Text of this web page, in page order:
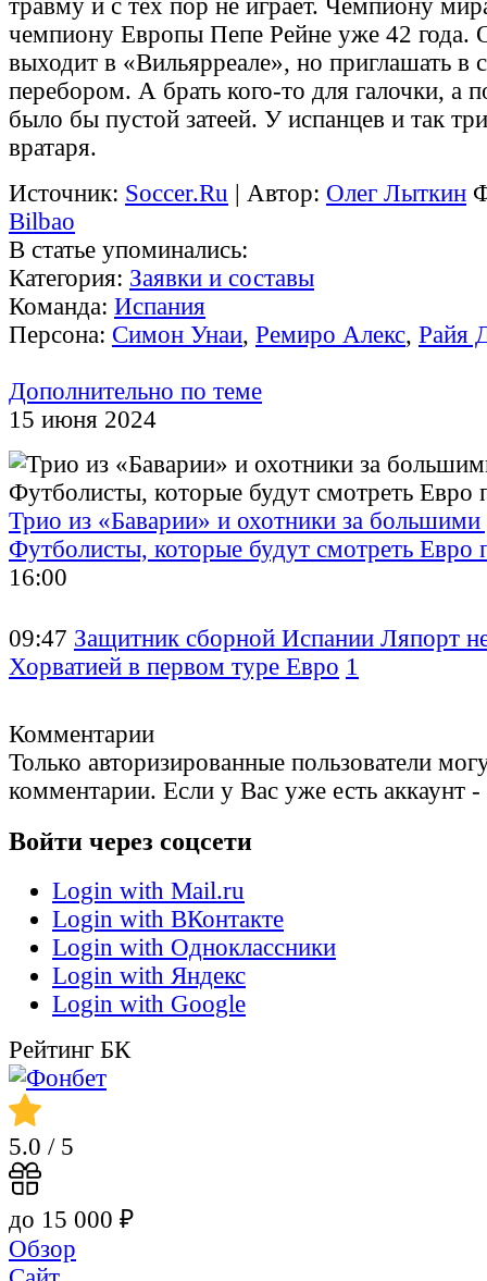
травму и с тех пор не играет. Чемпиону
чемпиону Европы Пепе Рейне уже 42 года.
выходит в «Вильярреале», но приглашать
перебором. А брать кого-то для галочки, а
было бы пустой затеей. У испанцев и так
вратаря.
Источник: Soccer.Ru | Автор: Олег Лыткин
Bilbao
В статье упоминались:
Категория: Заявки и составы
Команда: Испания
Персона: Симон Унаи, Ремиро Алекс, Райя
Дополнительно по теме
15 июня 2024
Трио из «Баварии» и охотники за большими
Футболисты, которые будут смотреть Евро
16:00
09:47 Защитник сборной Испании Ляпорт
Хорватией в первом туре Евро 1
Комментарии
Только авторизированные пользователи
комментарии. Если у Вас уже есть аккаунт -
Войти через соцсети
Login with Mail.ru
Login with ВКонтакте
Login with Одноклассники
Login with Яндекс
Login with Google
Рейтинг БК
5.0 / 5
до 15 000 ₽
Обзор